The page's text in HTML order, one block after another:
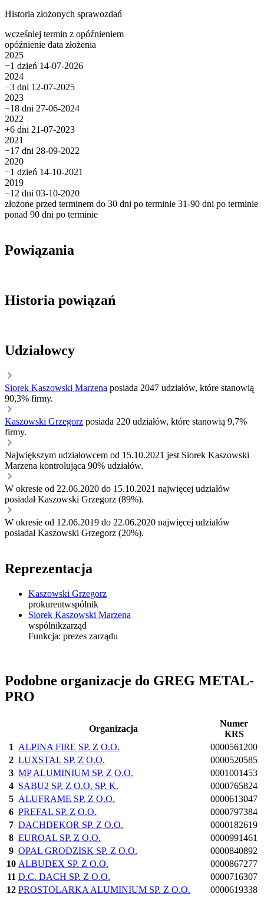
Historia złożonych sprawozdań
wcześniej termin z opóźnieniem
opóźnienie data złożenia
2025
−1 dzień 14-07-2026
2024
−3 dni 12-07-2025
2023
−18 dni 27-06-2024
2022
+6 dni 21-07-2023
2021
−17 dni 28-09-2022
2020
−1 dzień 14-10-2021
2019
−12 dni 03-10-2020
złożone przed terminem do 30 dni po terminie 31-90 dni po terminie
ponad 90 dni po terminie
Powiązania
Historia powiązań
Udziałowcy
Siorek Kaszowski Marzena posiada 2047 udziałów, które stanowią
90,3% firmy.
Kaszowski Grzegorz posiada 220 udziałów, które stanowią 9,7%
firmy.
Największym udziałowcem od 15.10.2021 jest Siorek Kaszowski
Marzena kontrolująca 90% udziałów.
W okresie od 22.06.2020 do 15.10.2021 najwięcej udziałów
posiadał Kaszowski Grzegorz (89%).
W okresie od 12.06.2019 do 22.06.2020 najwięcej udziałów
posiadał Kaszowski Grzegorz (20%).
Reprezentacja
Kaszowski Grzegorz
prokurentwspólnik
Siorek Kaszowski Marzena
wspólnikzarząd
Funkcja: prezes zarządu
Podobne organizacje do GREG METAL-
PRO
Organizacja
Numer
KRS
1
ALPINA FIRE SP. Z O.O.
0000561200
2 LUXSTAL SP. Z O.O.
0000520585
3 MP ALUMINIUM SP. Z O.O.
0001001453
4 SABU2 SP. Z O.O. SP. K.
0000765824
5 ALUFRAME SP. Z O.O.
0000613047
6 PREFAL SP. Z O.O.
0000797384
7 DACHDEKOR SP. Z O.O.
0000182619
8 EUROAL SP. Z O.O.
0000991461
9 OPAL GRODZISK SP. Z O.O.
0000840892
10 ALBUDEX SP. Z O.O.
0000867277
11 D.C. DACH SP. Z O.O.
0000716307
12 PROSTOLARKA ALUMINIUM SP. Z O.O. 0000619338